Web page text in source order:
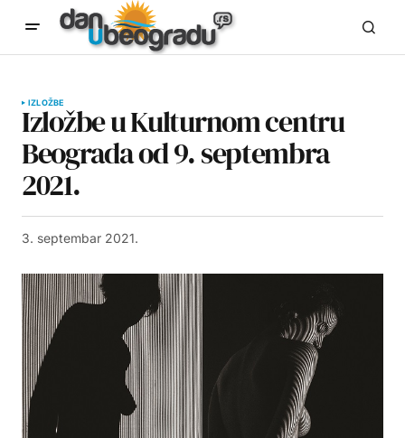
IZLOŽBE
Izložbe u Kulturnom centru
Beograda od 9. septembra
2021.
3. septembar 2021.